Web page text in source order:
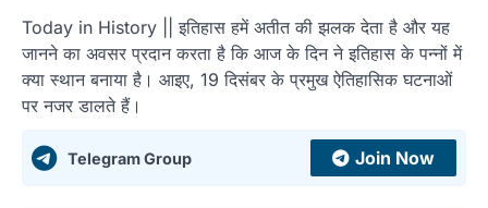
Today in History || इतिहास हमें अतीत की झलक देता है और यह
जानने का अवसर प्रदान करता है कि आज के दिन ने इतिहास के पन्नों में
क्या स्थान बनाया है। आइए, 19 दिसंबर के प्रमुख ऐतिहासिक घटनाओं
पर नजर डालते हैं।
Telegram Group Join Now